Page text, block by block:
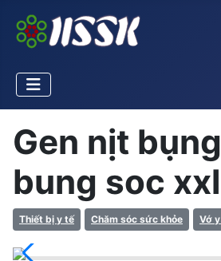
Gen nịt
bung soc xxl
Thiết bị y tế Chăm sóc sức khỏe Vớ